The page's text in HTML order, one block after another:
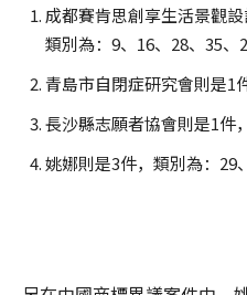
成都賽肯思創享生活景觀
類別為：9、16、28、35、
青島市自閉症研究會則是1
長沙縣志願者協會則是1件
姚娜則是3件，類別為：29